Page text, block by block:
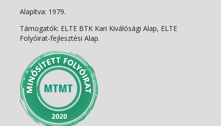
Alapítva: 1979.
Támogatók: ELTE BTK Kari Kiválósági Alap, ELTE
Folyóirat-fejlesztési Alap.